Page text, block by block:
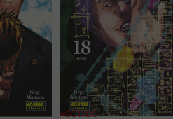
AGOTADO